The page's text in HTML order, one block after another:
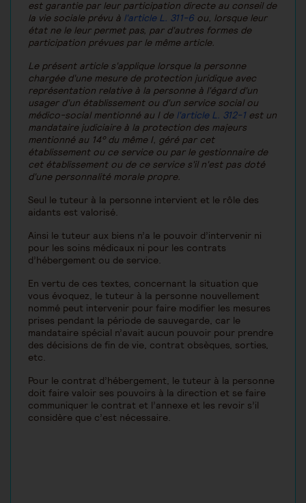
est garantie par leur participation directe au conseil de
la vie sociale prévu à l'article L. 311-6 ou, lorsque leur
état ne le leur permet pas, par d'autres formes de
participation prévues par le même article.
Le présent article s'applique lorsque la personne
chargée d'une mesure de protection juridique avec
représentation relative à la personne à l'égard d'un
usager d'un établissement ou d'un service social ou
médico-social mentionné au I de l'article L. 312-1 est un
mandataire judiciaire à la protection des majeurs
mentionné au 14° du même I, géré par cet
établissement ou ce service ou par le gestionnaire de
cet établissement ou de ce service s'il n'est pas doté
d'une personnalité morale propre.
Seul le tuteur à la personne intervient et le rôle des
aidants est valorisé.
Ainsi le tuteur aux biens n’a le pouvoir d’intervenir ni
pour les soins médicaux ni pour les contrats
d’hébergement ou de service.
En vertu de ces textes, concernant la situation que
vous évoquez, le tuteur à la personne nouvellement
nommé peut intervenir pour faire modifier les mesures
prises pendant la période de sauvegarde, car le
mandataire spécial n’avait aucun pouvoir pour prendre
des décisions de fin de vie, contrat obsèques, sorties,
etc.
Pour le contrat d’hébergement, le tuteur à la personne
doit faire valoir ses pouvoirs à la direction et se faire
communiquer le contrat et l’annexe et les revoir s’il
considère que c’est nécessaire.